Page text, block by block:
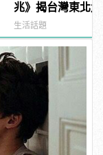
兆》揭台灣東北
manfashion這樣
生活話題